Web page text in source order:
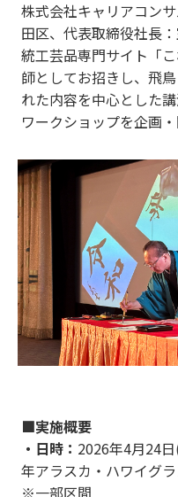
株式会社キャリアコン
田区、代表取締役社長
統工芸品専門サイト「
師としてお招きし、飛
れた内容を中心とした
ワークショップを企画・
■実施概要
・日時： 2026年4月24
年アラスカ・ハワイグ
※一部区間